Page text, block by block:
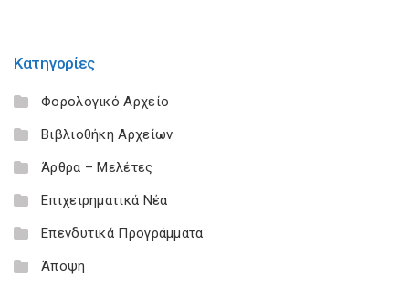
Κατηγορίες
Φορολογικό Αρχείο
Βιβλιοθήκη Αρχείων
Άρθρα – Μελέτες
Επιχειρηματικά Νέα
Επενδυτικά Προγράμματα
Άποψη